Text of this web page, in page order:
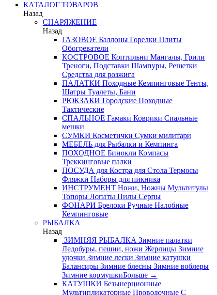
КАТАЛОГ ТОВАРОВ
Назад
СНАРЯЖЕНИЕ
Назад
ГАЗОВОЕ Баллоны Горелки Плиты
Обогреватели
КОСТРОВОЕ Коптильни Мангалы, Грили
Треноги, Подставки Шампуры, Решетки
Средства для розжига
ПАЛАТКИ Походные Кемпинговые Тенты,
Шатры Туалеты, Бани
РЮКЗАКИ Городские Походные
Тактические
СПАЛЬНОЕ Гамаки Коврики Спальные
мешки
СУМКИ Косметички Сумки милитари
МЕБЕЛЬ для Рыбалки и Кемпинга
ПОХОДНОЕ Бинокли Компасы
Треккинговые палки
ПОСУДА для Костра для Стола Термосы
Фляжки Наборы для пикника
ИНСТРУМЕНТ Ножи, Ножны Мультитулы
Топоры Лопаты Пилы Серпы
ФОНАРИ Брелоки Ручные Налобные
Кемпинговые
РЫБАЛКА
Назад
ЗИМНЯЯ РЫБАЛКА Зимние палатки
Ледобуры, пешни, ножи Жерлицы Зимние
удочки Зимние лески Зимние катушки
Балансиры Зимние блесны Зимние воблеры
Зимние кормушкиБольше →
КАТУШКИ Безынерционные
Мультипликаторные Проводочные С